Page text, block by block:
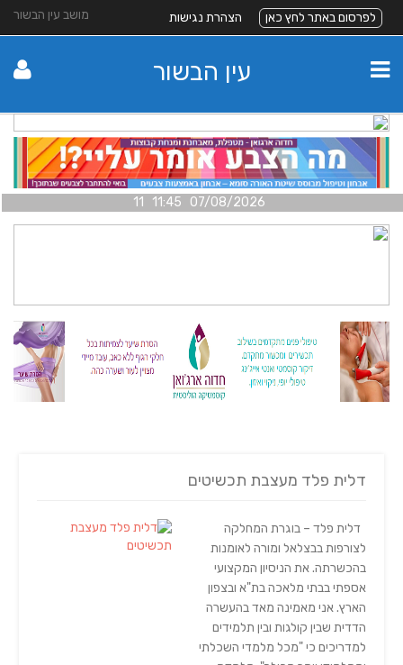
מושב עין הבשור לפרסום באתר לחץ כאן הצהרת נגישות
עין הבשור
07/08/2026 11:45 11
דלית פלד מעצבת תכשיטים
דלית פלד – בוגרת המחלקה
לצורפות בבצלאל ומורה לאומנות
בהכשרתה. את הניסיון המקצועי
אספתי בבתי מלאכה בת"א ובצפון
הארץ. אני מאמינה מאד בהעשרה
הדדית שבין קולגות ובין תלמידים
למדריכים כי "מכל מלמדי השכלתי